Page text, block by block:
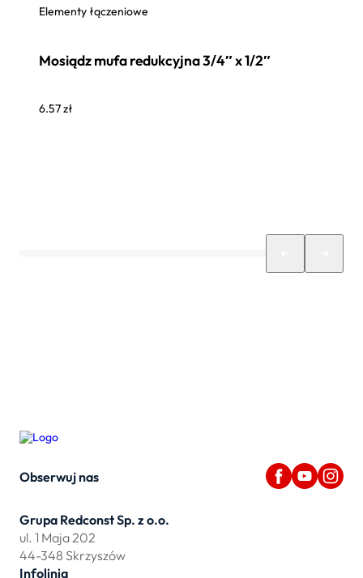
Elementy łączeniowe
Mosiądz mufa redukcyjna 3/4″ x 1/2″
6.57zł
Obserwuj nas
Grupa Redconst Sp. z o.o.
ul. 1 Maja 202
44-348 Skrzyszów
Infolinia